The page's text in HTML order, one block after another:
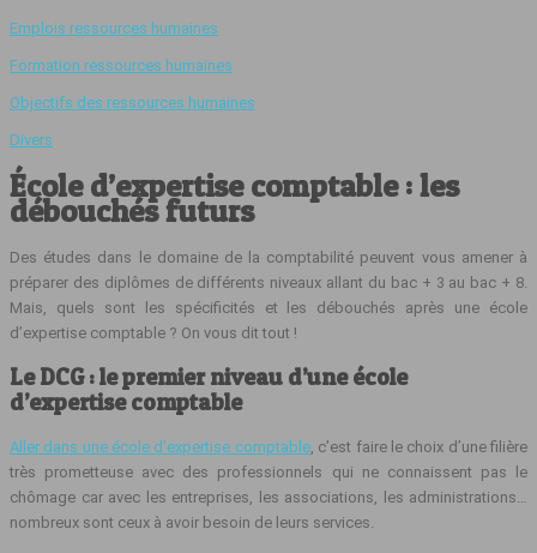
Emplois ressources humaines
Formation ressources humaines
Objectifs des ressources humaines
Divers
École d’expertise comptable : les
débouchés futurs
Des études dans le domaine de la comptabilité peuvent vous amener à
préparer des diplômes de différents niveaux allant du bac + 3 au bac + 8.
Mais, quels sont les spécificités et les débouchés après une école
d’expertise comptable ? On vous dit tout !
Le DCG : le premier niveau d’une école
d’expertise comptable
Aller dans une école d’expertise comptable, c’est faire le choix d’une filière
très prometteuse avec des professionnels qui ne connaissent pas le
chômage car avec les entreprises, les associations, les administrations…
nombreux sont ceux à avoir besoin de leurs services.